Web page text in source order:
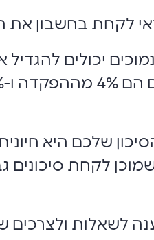
לקחת בחשבון את
יכולים
שלכם היא חיונית.
לקחת סיכונים
לשאלות